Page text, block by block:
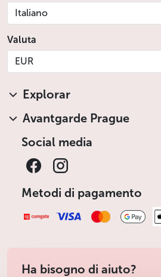
Italiano
Valuta
EUR
Explorar
Avantgarde Prague
Social media
Metodi di pagamento
Ha bisogno di aiuto?